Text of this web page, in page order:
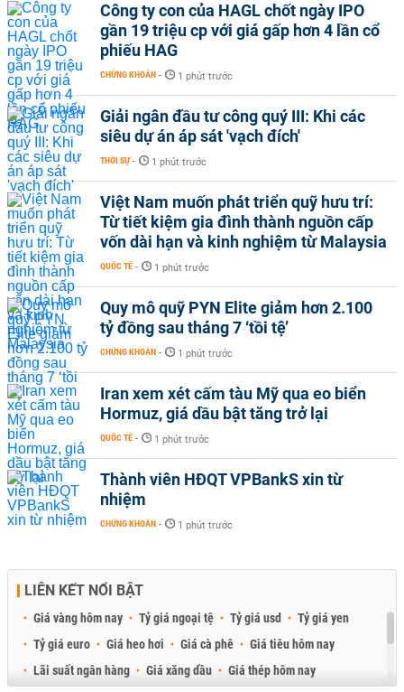
Công ty con của HAGL chốt ngày IPO
gần 19 triệu cp với giá gấp hơn 4 lần cổ
phiếu HAG
CHỨNG KHOÁN - 1 phút trước
Giải ngân đầu tư công quý III: Khi các
siêu dự án áp sát 'vạch đích'
THỜI SỰ - 1 phút trước
Việt Nam muốn phát triển quỹ hưu trí:
Từ tiết kiệm gia đình thành nguồn cấp
vốn dài hạn và kinh nghiệm từ Malaysia
QUỐC TẾ - 1 phút trước
Quy mô quỹ PYN Elite giảm hơn 2.100
tỷ đồng sau tháng 7 ‘tồi tệ’
CHỨNG KHOÁN - 1 phút trước
Iran xem xét cấm tàu Mỹ qua eo biển
Hormuz, giá dầu bật tăng trở lại
QUỐC TẾ - 1 phút trước
Thành viên HĐQT VPBankS xin từ
nhiệm
CHỨNG KHOÁN - 1 phút trước
LIÊN KẾT NỔI BẬT
Giá vàng hôm nay Tỷ giá ngoại tệ Tỷ giá usd
Tỷ giá yen
Tỷ giá euro
Giá heo hơi Giá cà phê
Giá tiêu hôm nay
Lãi suất ngân hàng
Giá xăng dầu
Giá thép hôm nay